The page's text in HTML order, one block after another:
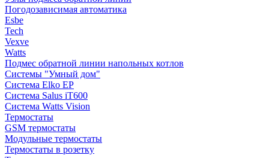
Погодозависимая автоматика
Esbe
Tech
Vexve
Watts
Подмес обратной линии напольных котлов
Системы "Умный дом"
Система Elko EP
Система Salus iT600
Система Watts Vision
Термостаты
GSM термостаты
Модульные термостаты
Термостаты в розетку